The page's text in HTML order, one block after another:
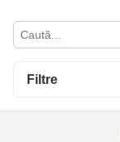
Filtre